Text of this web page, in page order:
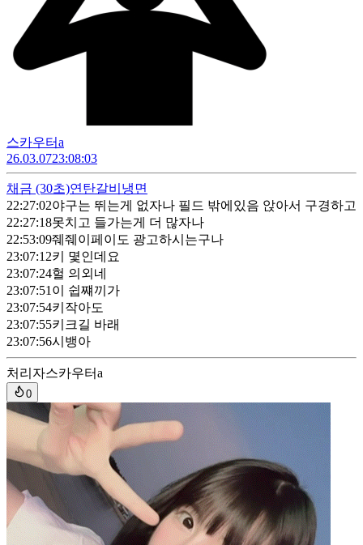
스카우터a
26.03.0723:08:03
채금 (30초)연탄갈비냉면
22:27:02야구는 뛰는게 없자나 필드 밖에있음 앉아서 구경하고
22:27:18못치고 들가는게 더 많자나
22:53:09줴줴이페이도 광고하시는구나
23:07:12키 몇인데요
23:07:24헐 의외네
23:07:51 이 쉽쨰끼가
23:07:54키작아도
23:07:55키크길 바래
23:07:56시뱅아
처리자스카우터a
0